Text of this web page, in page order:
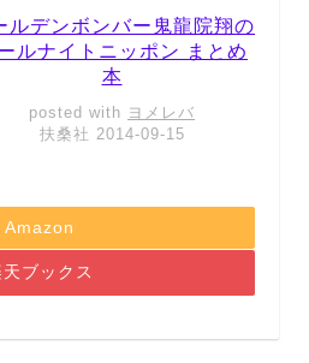
ルデンボンバー鬼龍院翔の
ルナイトニッポン まとめ
本
posted with ヨメレバ
扶桑社 2014-09-15
Amazon
天ブックス